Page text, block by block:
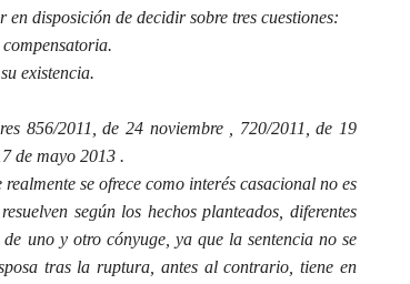
disposición de decidir sobre tres cuestiones:
existencia.
856/2011, de 24 noviembre , 720/2011, de 19
de mayo 2013 .
se ofrece como interés casacional no es
según los hechos planteados, diferentes
uno y otro cónyuge, ya que la sentencia no se
tras la ruptura, antes al contrario, tiene en